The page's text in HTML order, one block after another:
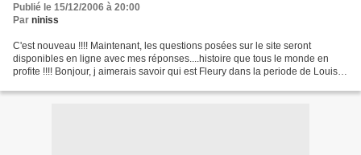
Publié le 15/12/2006 à 20:00
Par niniss
C'est nouveau !!!! Maintenant, les questions posées sur le site seront
disponibles en ligne avec mes réponses....histoire que tous le monde en
profite !!!! Bonjour, j aimerais savoir qui est Fleury dans la periode de Louis